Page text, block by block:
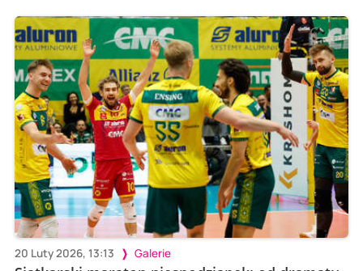
20 Luty 2026, 13:13 Galerie